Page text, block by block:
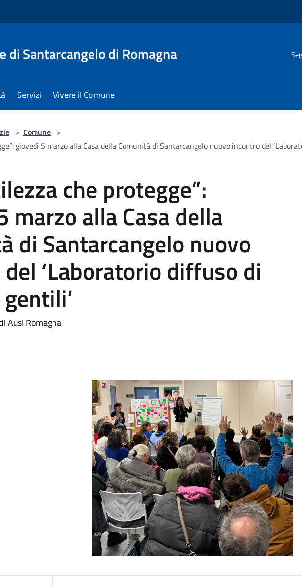
di Santarcangelo di Romagna
Servizi Vivere il Comune
> Comune >
giovedì 5 marzo alla Casa della Comunità di Santarcangelo nuovo incontro del
che protegge”:
marzo alla Casa della
di Santarcangelo nuovo
‘Laboratorio diffuso di
Ausl Romagna